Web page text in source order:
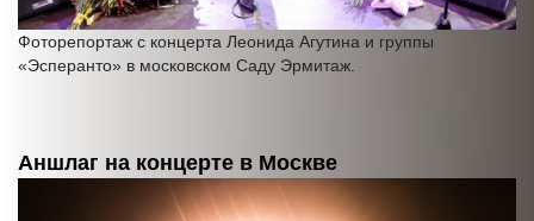
Фоторепортаж с концерта Леонида Агутина и группы
«Эсперанто» в московском Саду Эрмитаж.
Аншлаг на концерте в Москве